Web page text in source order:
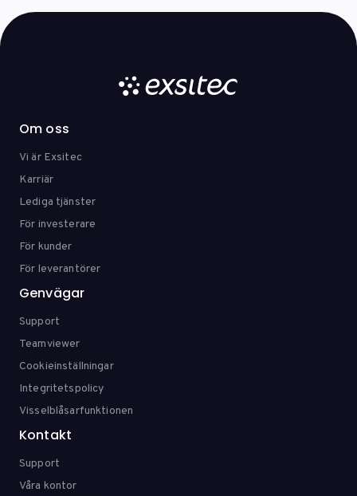
Om oss
Vi är Exsitec
Karriär
Lediga tjänster
För investerare
För kunder
För leverantörer
Genvägar
Support
Teamviewer
Cookieinställningar
Integritetspolicy
Visselblåsarfunktionen
Kontakt
Support
Våra kontor